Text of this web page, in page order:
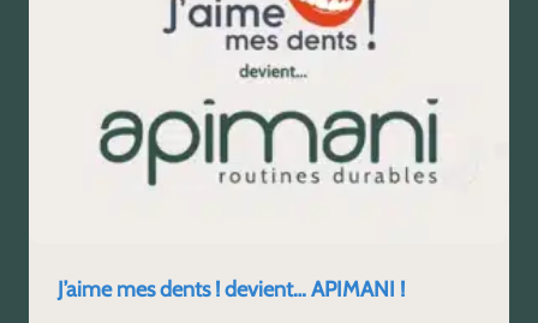
J’aime mes dents ! devient… APIMANI !